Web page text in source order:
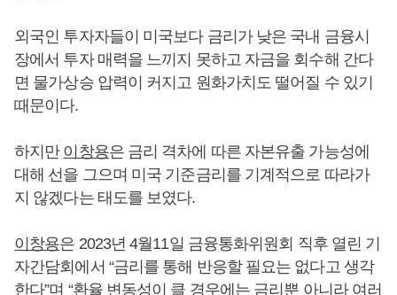
외국인 투자자들이 미국보다 금리가 낮은 국내 금융시
장에서 투자 매력을 느끼지 못하고 자금을 회수해 간다
면 물가상승 압력이 커지고 원화가치도 떨어질 수 있기
때문이다.
하지만 이창용은 금리 격차에 따른 자본유출 가능성에
대해 선을 그으며 미국 기준금리를 기계적으로 따라가
지 않겠다는 태도를 보였다.
이창용은 2023년 4월11일 금융통화위원회 직후 열린 기
자간담회에서 “금리를 통해 반응할 필요는 없다고 생각
한다”며 “환율 변동성이 클 경우에는 금리뿐 아니라 여러